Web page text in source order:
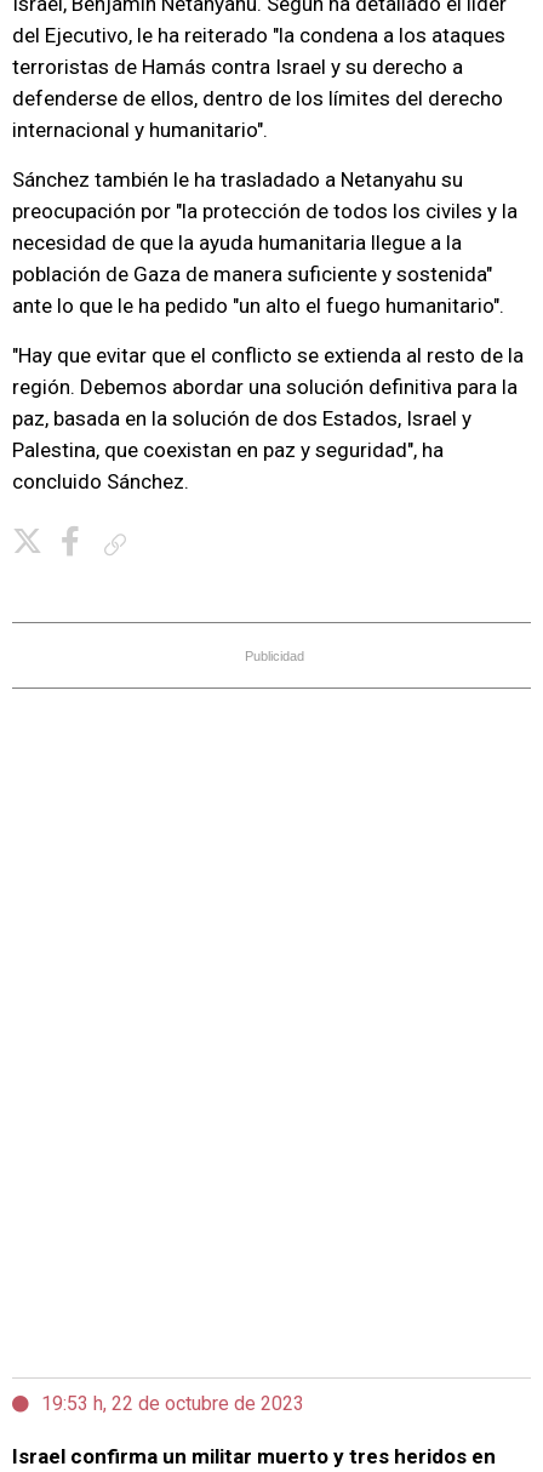
del Ejecutivo, le ha reiterado "la condena a los ataques
terroristas de Hamás contra Israel y su derecho a
defenderse de ellos, dentro de los límites del derecho
internacional y humanitario".
Sánchez también le ha trasladado a Netanyahu su
preocupación por "la protección de todos los civiles y la
necesidad de que la ayuda humanitaria llegue a la
población de Gaza de manera suficiente y sostenida"
ante lo que le ha pedido "un alto el fuego humanitario".
"Hay que evitar que el conflicto se extienda al resto de la
región. Debemos abordar una solución definitiva para la
paz, basada en la solución de dos Estados, Israel y
Palestina, que coexistan en paz y seguridad", ha
concluido Sánchez.
Publicidad
19:53 h, 22 de octubre de 2023
Israel confirma un militar muerto y tres heridos en